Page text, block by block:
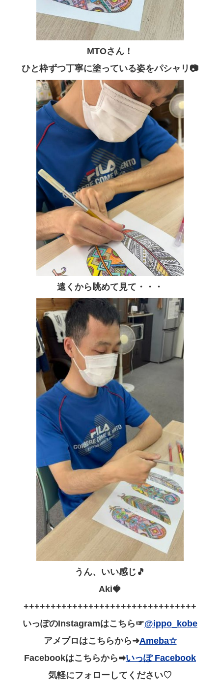
MTOさん！
ひと枠ずつ丁寧に塗っている姿をパシャリ📷
遠くから眺めて見て・・・
うん、いい感じ🎵
Aki🍓
++++++++++++++++++++++++++++++++
いっぽのInstagramはこちら☞@ippo_kobe
アメブロはこちらから➜Ameba☆
Facebookはこちらから➡いっぽ Facebook
気軽にフォローしてください♡